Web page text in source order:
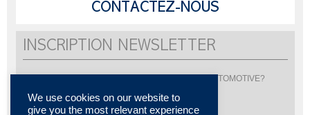
CONTACTEZ-NOUS
INSCRIPTION NEWSLETTER
Vous souhaitez être informé de l'actualité de LISI AUTOMOTIVE?
Inscrivez-vous pour recevoir notre newsletter
We use cookies on our website to
give you the most relevant experience